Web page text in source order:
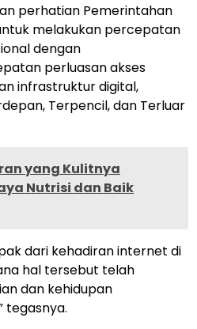
perhatian Pemerintahan
melakukan percepatan
dengan
perluasan akses
infrastruktur digital,
Terpencil, dan Terluar
yang Kulitnya
Nutrisi dan Baik
dari kehadiran internet di
hal tersebut telah
dan kehidupan
tegasnya.